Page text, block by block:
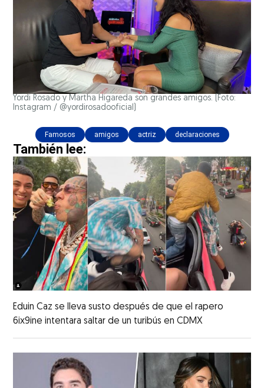
Yordi Rosado y Martha Higareda son grandes amigos. (Foto:
Instagram / @yordirosadooficial)
Famosos amigos actriz declaraciones
También lee:
Eduin Caz se lleva susto después de que el rapero
6ix9ine intentara saltar de un turibús en CDMX